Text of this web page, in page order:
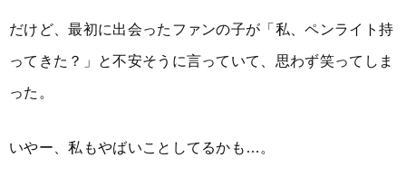
だけど、最初に出会ったファンの子が「私、ペンライト持
ってきた？」と不安そうに言っていて、思わず笑ってしま
った。
いやー、私もやばいことしてるかも…。